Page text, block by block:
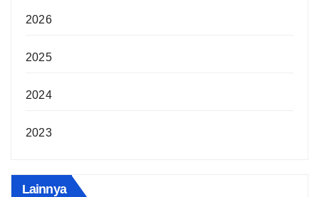
2026
2025
2024
2023
Lainnya